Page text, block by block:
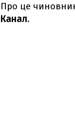
Про це
Канал.